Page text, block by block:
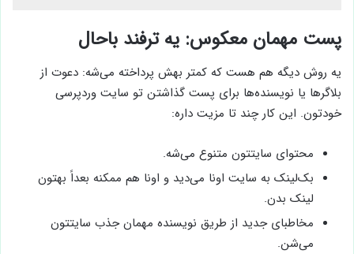
پست مهمان معکوس: یه ترفند باحال
یه روش دیگه هم هست که کمتر بهش پرداخته می‌شه: دعوت از
بلاگرها یا نویسنده‌ها برای پست گذاشتن تو سایت وردپرسی
خودتون. این کار چند تا مزیت داره:
محتوای سایتتون متنوع می‌شه.
بک‌لینک به سایت اونا می‌دید و اونا هم ممکنه بعداً بهتون
لینک بدن.
مخاطبای جدید از طریق نویسنده مهمان جذب سایتتون
می‌شن.